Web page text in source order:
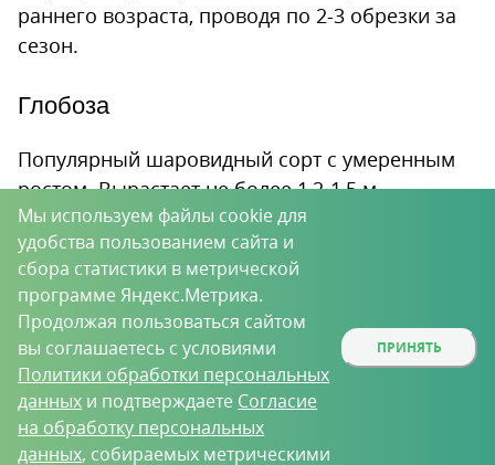
раннего возраста, проводя по 2-3 обрезки за
сезон.
Глобоза
Популярный шаровидный сорт с умеренным
ростом. Вырастает не более 1,2-1,5 м,
формирует плотную крону.
ТуяГлобоза— “классика” среди шаровидных
сортов, морозостойкая, достаточно
неприхотливая в выращивании.
Окраска хвои меняет оттенки в течение
сезона. Молодые приросты в начале лета
салатово-зеленые, затем хвоя становится
Мы используем файлы cookie для
удобства пользованием сайта и
сбора статистики в метрической
программе Яндекс.Метрика.
Продолжая пользоваться сайтом
вы соглашаетесь с условиями
Политики обработки персональных
данных и подтверждаете Согласие
на обработку персональных
данных, собираемых метрическими
ПРИНЯТЬ